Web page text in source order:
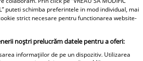
puteti schimba preferintele in mod individual, mai
strict necesare pentru functionarea website-
noștri prelucrăm datele pentru a oferi:
informațiilor de pe un dispozitiv. Utilizarea